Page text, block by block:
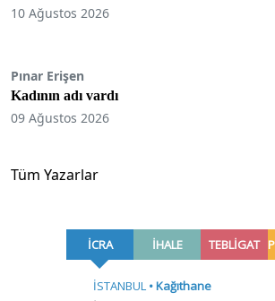
10 Ağustos 2026
Pınar Erişen
Kadının adı vardı
09 Ağustos 2026
Tüm Yazarlar